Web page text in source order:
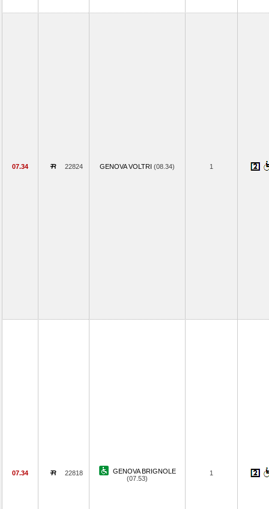
07.34 22824 GENOVA VOLTRI (08.34) 1
07.34 22818
GENOVA BRIGNOLE
(07.53)
1